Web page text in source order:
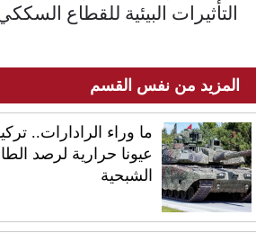
التأثيرات البيئية للقطاع
المزيد من نفس القسم
ما وراء الرادارات..
عيونا حرارية لرصد
الشبحية